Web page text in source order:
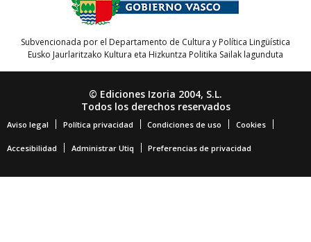
Subvencionada por el Departamento de Cultura y Política Lingüística
Eusko Jaurlaritzako Kultura eta Hizkuntza Politika Sailak lagunduta
© Ediciones Izoria 2004, S.L.
Todos los derechos reservados
Aviso legal Política privacidad Condiciones de uso Cookies
Accesibilidad Administrar Utiq Preferencias de privacidad